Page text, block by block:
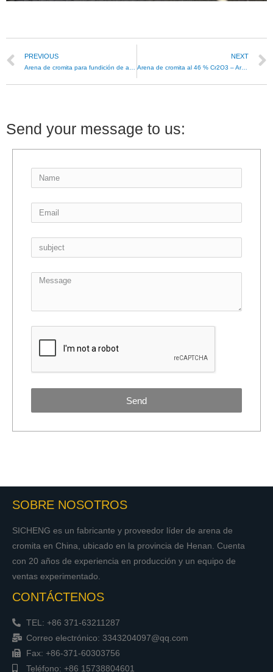
PREVIOUS
Arena de cromita para fundición de acero
NEXT
Arena de cromita al 46 % Cr2O3 – Arena de fundición
Send your message to us:
Send
SOBRE NOSOTROS
SICHENG es un fabricante y proveedor líder de arena de
cromita en China, ubicado en la provincia de Henan. Cuenta
con 20 años de experiencia en producción y un equipo de
ventas experimentado.
CONTÁCTENOS
TEL: +86 371-63211287
Correo electrónico: 3343204097@qq.com
Fax: +86-371-60303756
Teléfono: +86 15738804601